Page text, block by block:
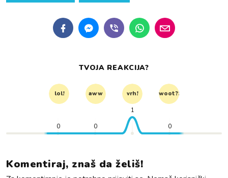
TVOJA REAKCIJA?
lol! aww vrh! woot?!
0 0
1
0
Komentiraj, znaš da želiš!